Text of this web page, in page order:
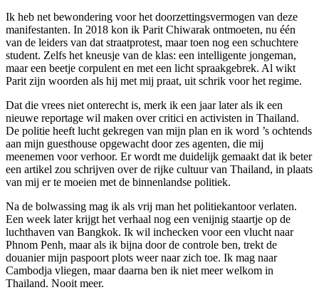
Ik heb net bewondering voor het doorzettingsvermogen van deze
manifestanten. In 2018 kon ik Parit Chiwarak ontmoeten, nu één
van de leiders van dat straatprotest, maar toen nog een schuchtere
student. Zelfs het kneusje van de klas: een intelligente jongeman,
maar een beetje corpulent en met een licht spraakgebrek. Al wikt
Parit zijn woorden als hij met mij praat, uit schrik voor het regime.
Dat die vrees niet onterecht is, merk ik een jaar later als ik een
nieuwe reportage wil maken over critici en activisten in Thailand.
De politie heeft lucht gekregen van mijn plan en ik word ’s ochtends
aan mijn guesthouse opgewacht door zes agenten, die mij
meenemen voor verhoor. Er wordt me duidelijk gemaakt dat ik beter
een artikel zou schrijven over de rijke cultuur van Thailand, in plaats
van mij er te moeien met de binnenlandse politiek.
Na de bolwassing mag ik als vrij man het politiekantoor verlaten.
Een week later krijgt het verhaal nog een venijnig staartje op de
luchthaven van Bangkok. Ik wil inchecken voor een vlucht naar
Phnom Penh, maar als ik bijna door de controle ben, trekt de
douanier mijn paspoort plots weer naar zich toe. Ik mag naar
Cambodja vliegen, maar daarna ben ik niet meer welkom in
Thailand. Nooit meer.